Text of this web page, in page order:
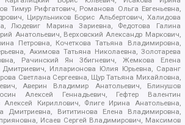
Тимур Рифгатович, Романова Ольга Евгеньевна,
Цирульников Борис Альбертович, Халидова
Людевиг Марина Зариевна, Федотова Галина
Анатольевич, Верховский Александр Маркович,
Петровна, Кочеткова Татьяна Владимировна,
Акимова Татьяна Николаевна, Золотарева
Рачинский Ян Збигневич, Жемкова Елена
Дмитриевич, Илларионова Юлия Юрьевна, Саранг
Светлана Сергеевна, Щур Татьяна Михайловна,
Аверин Владимир Анатольевич, Блинушов
Алексей Геннадьевич, Гефтер Валентин
Кириллович, Флиге Ирина Анатольевна,
Дмитриевна, Вититинова Елена Владимировна,
Исаев Сергей Владимирович, Максимов